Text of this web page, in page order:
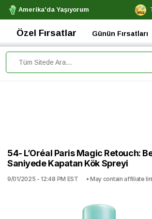
Amerika'da Yaşıyorum
Özel Fırsatlar Günün Fırsatları
54- L’Oréal Paris Magic Retouch:
Saniyede Kapatan Kök Spreyi
9/01/2025 - 12:48 PM EST • May contain affiliate